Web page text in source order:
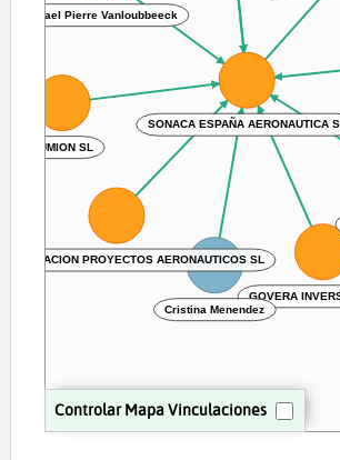
Controlar Mapa Vinculaciones
SONACA ESPAÑA AERONAUTICA
GOVERA
HUMION SL
Cristina Menendez
Michael Pierre Vanloubbeeck
PROYECTOS AERONAUTICOS SL